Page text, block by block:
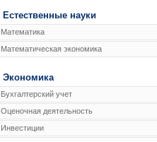
Естественные науки
Математика
Математическая экономика
Экономика
Бухгалтерский учет
Оценочная деятельность
Инвестиции